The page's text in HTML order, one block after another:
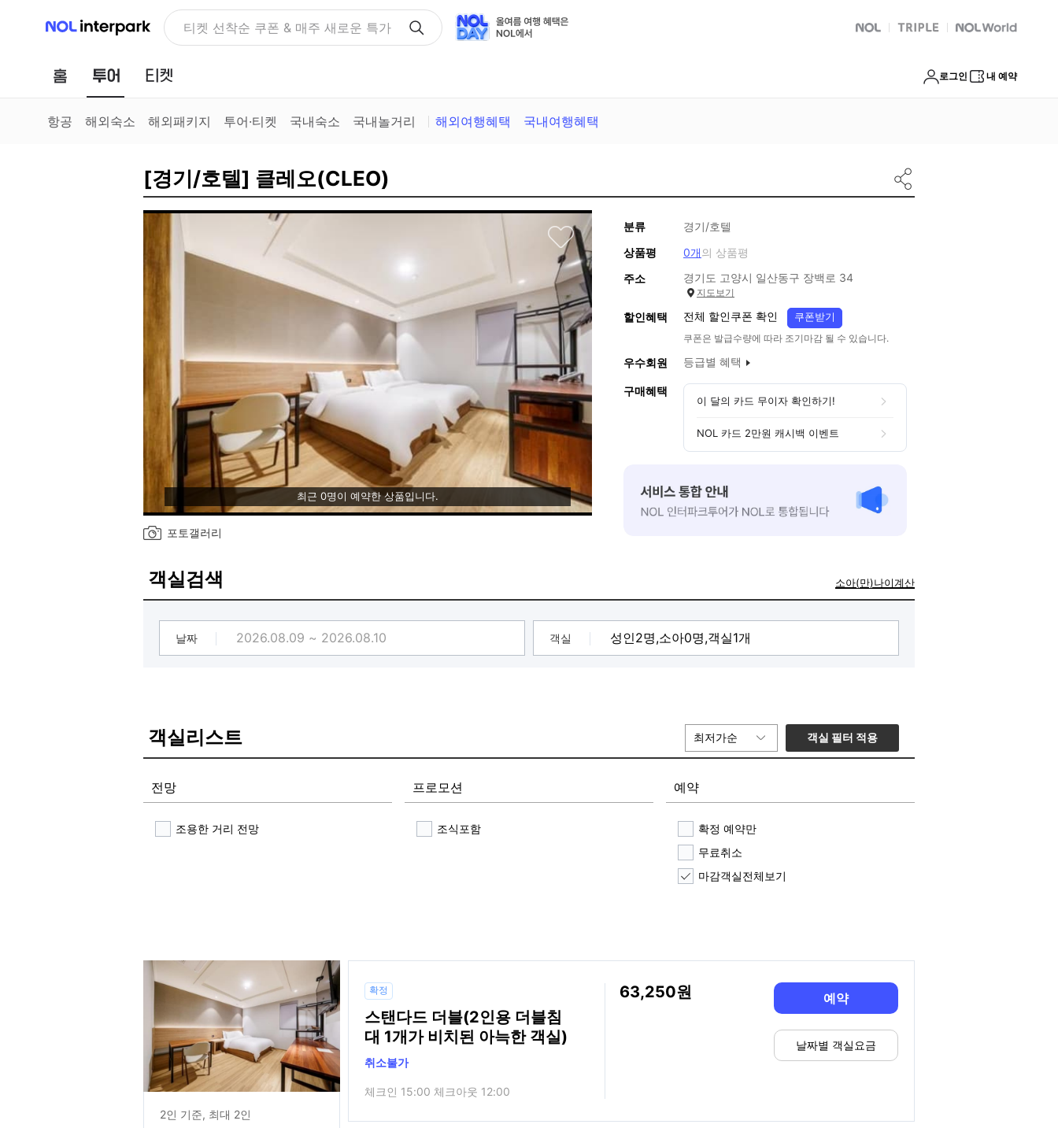
NOL 인터파크 NOLDAY, 최대 70% 여행 혜택 NOL 트리플 Global Interpark
홈 투어 로그인 내 예약
항공 해외숙소 해외패키지 투어·티켓 국내숙소 국내놀거리 해외여행혜택 국내여행혜택
[경기/호텔] 클레오(CLEO)
최근 0명이 예약한 상품입니다.
포토갤러리
분류
경기/호텔
상품평
0개의 상품평
주소
경기도 고양시 일산동구 장백로 34
지도보기
할인혜택 전체 할인쿠폰 확인 쿠폰받기
쿠폰은 발급수량에 따라 조기마감 될 수 있습니다.
우수회원 등급별 혜택
구매혜택
이 달의 카드 무이자 확인하기!
NOL 카드 2만원 캐시백 이벤트
객실검색 소아(만)나이계산
날짜 객실
객실리스트 최저가순 객실 필터 적용
전망
조용한 거리 전망
프로모션
조식포함
예약
확정 예약만
무료취소
마감객실전체보기
2인 기준, 최대 2인
확정
스탠다드 더블(2인용 더블침
대 1개가 비치된 아늑한 객실)
취소불가
체크인 15:00 체크아웃 12:00
63,250 예약
날짜별 객실요금